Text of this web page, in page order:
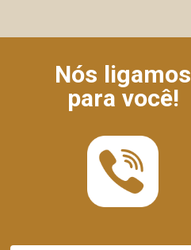
Nós ligamos
para você!